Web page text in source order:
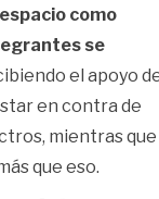
como
se
el apoyo
en contra de
mientras que
que eso.